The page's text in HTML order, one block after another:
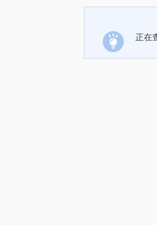
正在